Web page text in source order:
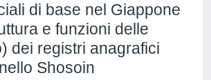
di base nel Giappone
e funzioni delle
dei registri anagrafici
Shosoin